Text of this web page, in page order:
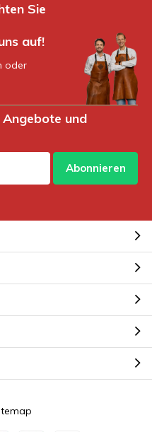
Sie
auf!
oder
Angebote und
Abonnieren